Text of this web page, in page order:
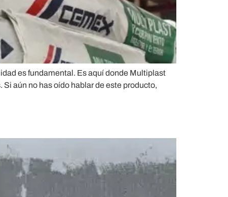
es fundamental. Es aquí donde Multiplast
aún no has oído hablar de este producto,